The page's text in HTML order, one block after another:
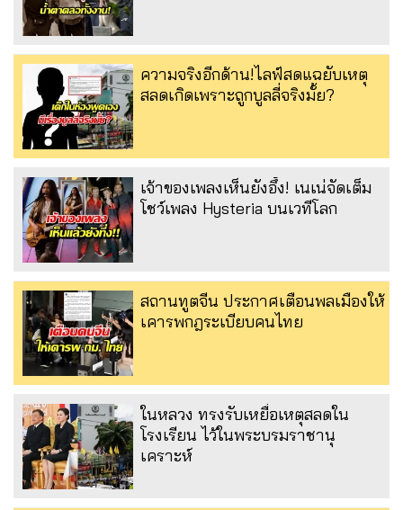
ความจริงอีกด้าน!ไลฟ์สดแฉยับเหตุ
สลดเกิดเพราะถูกบูลลี่จริงมั้ย?
เจ้าของเพลงเห็นยังอึ้ง! เนเน่จัดเต็ม
โชว์เพลง Hysteria บนเวทีโลก
สถานทูตจีน ประกาศเตือนพลเมืองให้
เคารพกฎระเบียบคนไทย
ในหลวง ทรงรับเหยื่อเหตุสลดใน
โรงเรียน ไว้ในพระบรมราชานุ
เคราะห์